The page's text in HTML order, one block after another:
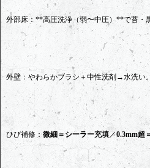
外部床：**高圧洗浄（弱〜中圧）**で苔・
外壁：やわらかブラシ＋中性洗剤→水洗い
ひび補修：微細＝シーラー充填／0.3mm超